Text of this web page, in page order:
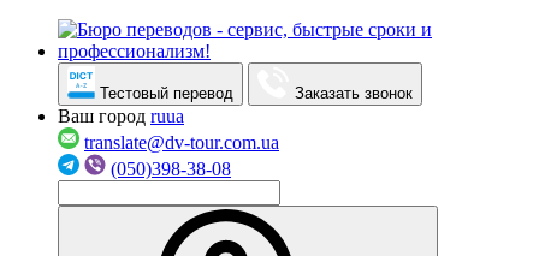
Тестовый перевод Заказать звонок
Ваш город ruua
translate@dv-tour.com.ua
(050)398-38-08